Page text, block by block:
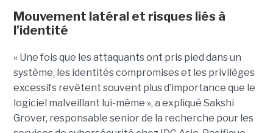
Mouvement latéral et risques liés à
l’identité
« Une fois que les attaquants ont pris pied dans un
système, les identités compromises et les privilèges
excessifs revêtent souvent plus d’importance que le
logiciel malveillant lui-même », a expliqué Sakshi
Grover, responsable senior de la recherche pour les